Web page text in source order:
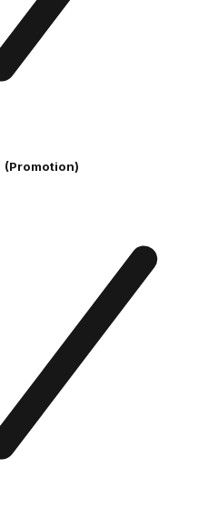
(Promotion)